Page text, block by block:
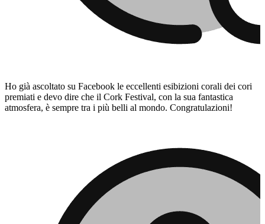
Ho già ascoltato su Facebook le eccellenti esibizioni corali dei cori
premiati e devo dire che il Cork Festival, con la sua fantastica
atmosfera, è sempre tra i più belli al mondo. Congratulazioni!